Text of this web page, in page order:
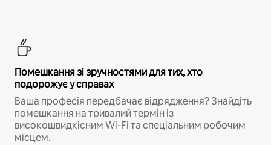
Помешкання зі зручностями для тих, хто
подорожує у справах
Ваша професія передбачає відрядження? Знайдіть
помешкання на тривалий термін із
високошвидкісним Wi-Fi та спеціальним робочим
місцем.